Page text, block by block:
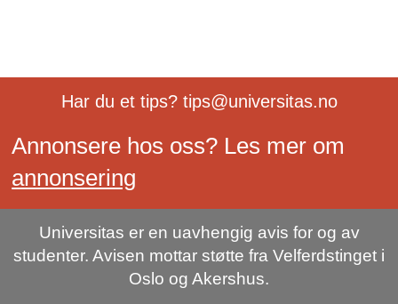
Har du et tips? tips@universitas.no
Annonsere hos oss? Les mer om
annonsering
Universitas er en uavhengig avis for og av
studenter. Avisen mottar støtte fra Velferdstinget i
Oslo og Akershus.